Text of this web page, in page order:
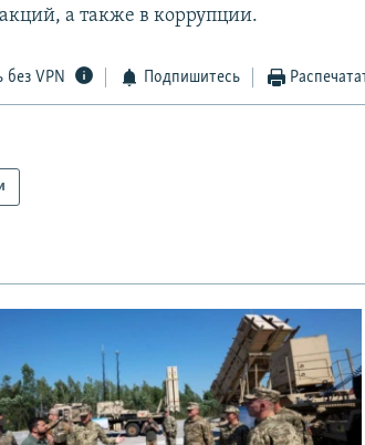
а также в коррупции.
без VPN Подпишитесь